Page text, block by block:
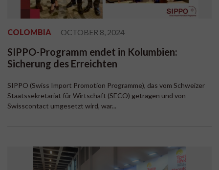
COLOMBIA OCTOBER 8, 2024
SIPPO-Programm endet in Kolumbien:
Sicherung des Erreichten
SIPPO (Swiss Import Promotion Programme), das vom Schweizer
Staatssekretariat für Wirtschaft (SECO) getragen und von
Swisscontact umgesetzt wird, war...